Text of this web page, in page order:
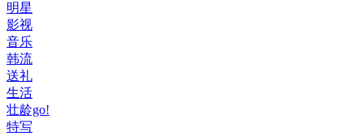
明星
影视
音乐
韩流
送礼
生活
壮龄go!
特写